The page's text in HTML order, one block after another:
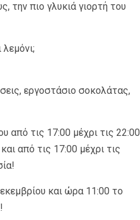
την πιο γλυκιά γιορτή του
εργοστάσιο σοκολάτας,
από τις 17:00 μέχρι τις 22:00
από τις 17:00 μέχρι τις
και ώρα 11:00 το